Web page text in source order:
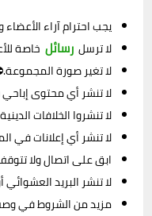
يجب احترام آراء
لا ترسل رسائل خاصة
لا تغير صورة
لا تنشر أي محتوى
لا تنشروا الخلافات
لا تنشر أي إعلانات في
ابق على اتصال ولا
لا تنشر البريد العشوائي
مزيد من الشروط في